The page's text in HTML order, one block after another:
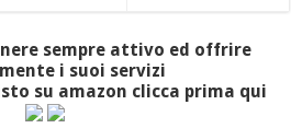
sempre attivo ed offrire
i suoi servizi
su amazon clicca prima qui